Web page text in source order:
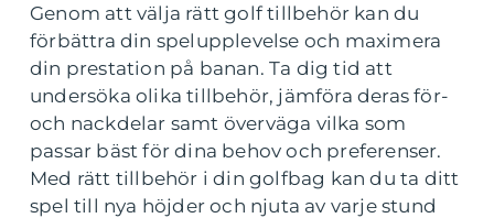
Genom att välja rätt golf tillbehör kan du
förbättra din spelupplevelse och maximera
din prestation på banan. Ta dig tid att
undersöka olika tillbehör, jämföra deras för-
och nackdelar samt överväga vilka som
passar bäst för dina behov och preferenser.
Med rätt tillbehör i din golfbag kan du ta ditt
spel till nya höjder och njuta av varje stund